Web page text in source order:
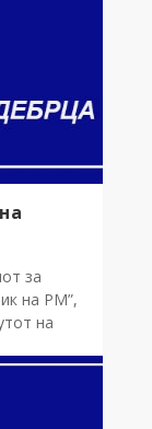
за
на РМ”,
на
Р
на